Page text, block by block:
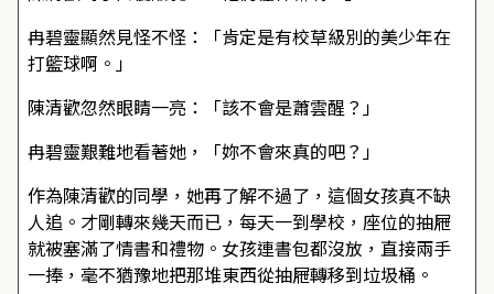
冉碧靈顯然見怪不怪：「肯定是有校草級別的美少年在
打籃球啊。」
陳清歡忽然眼睛一亮：「該不會是蕭雲醒？」
冉碧靈艱難地看著她，「妳不會來真的吧？」
作為陳清歡的同學，她再了解不過了，這個女孩真不缺
人追。才剛轉來幾天而已，每天一到學校，座位的抽屜
就被塞滿了情書和禮物。女孩連書包都沒放，直接兩手
一捧，毫不猶豫地把那堆東西從抽屜轉移到垃圾桶。